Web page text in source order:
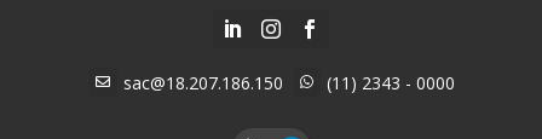
  
 sac@18.207.186.150  (11) 2343 - 0000